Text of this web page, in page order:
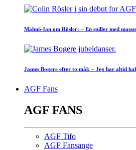
Malmö-fan om Rösler: – En spiller med
James Bogere efter to mål: – Jeg har altid
AGF Fans
AGF FANS
AGF Tifo
AGF Fansange